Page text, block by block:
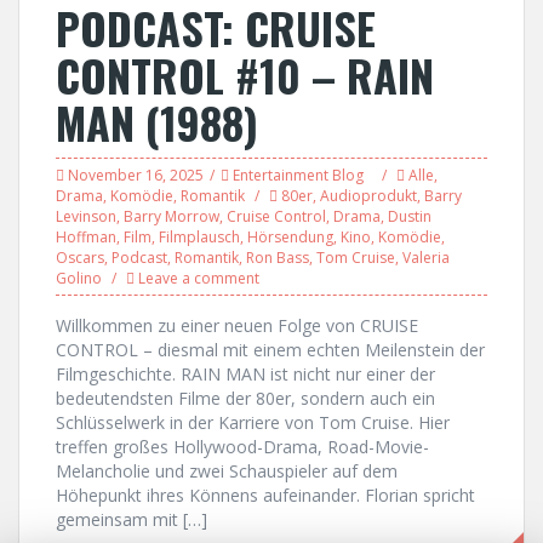
PODCAST: CRUISE
CONTROL #10 – RAIN
MAN (1988)
November 16, 2025 Entertainment Blog Alle,
Drama, Komödie, Romantik 80er, Audioprodukt, Barry
Levinson, Barry Morrow, Cruise Control, Drama, Dustin
Hoffman, Film, Filmplausch, Hörsendung, Kino, Komödie,
Oscars, Podcast, Romantik, Ron Bass, Tom Cruise, Valeria
Golino
Leave a comment
Willkommen zu einer neuen Folge von CRUISE
CONTROL – diesmal mit einem echten Meilenstein der
Filmgeschichte. RAIN MAN ist nicht nur einer der
bedeutendsten Filme der 80er, sondern auch ein
Schlüsselwerk in der Karriere von Tom Cruise. Hier
treffen großes Hollywood-Drama, Road-Movie-
Melancholie und zwei Schauspieler auf dem
Höhepunkt ihres Könnens aufeinander. Florian spricht
gemeinsam mit […]